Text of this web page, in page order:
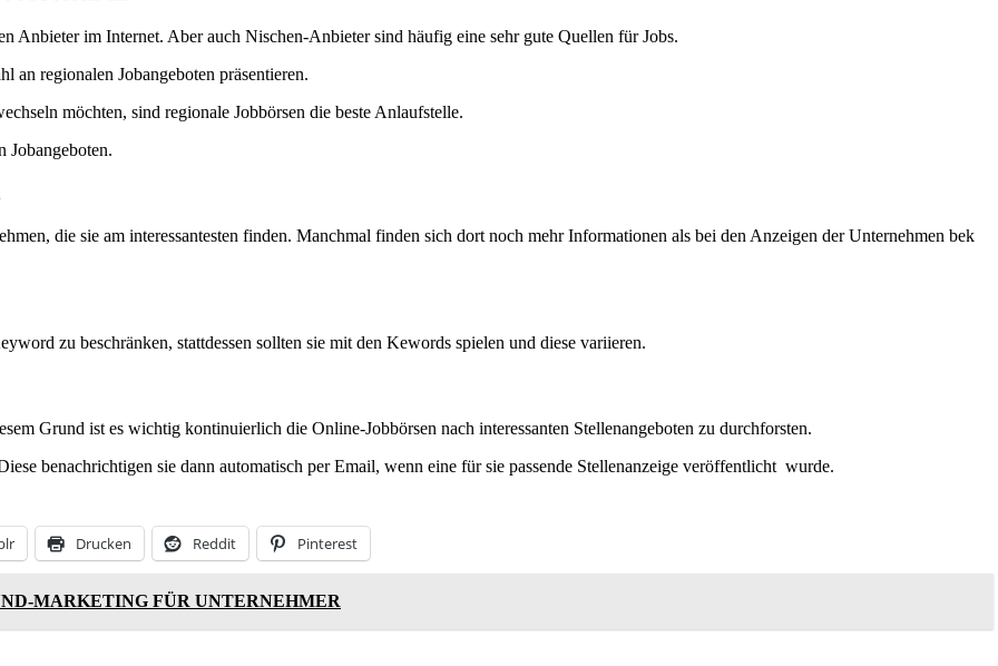
Anbieter im Internet. Aber auch Nischen-Anbieter sind häufig eine sehr gute Quellen für Jobs.
an regionalen Jobangeboten präsentieren.
möchten, sind regionale Jobbörsen die beste Anlaufstelle.
Jobangeboten.
die sie am interessantesten finden. Manchmal finden sich dort noch mehr Informationen als bei den Anzeigen der Unternehmen bek
zu beschränken, stattdessen sollten sie mit den Kewords spielen und diese variieren.
Grund ist es wichtig kontinuierlich die Online-Jobbörsen nach interessanten Stellenangeboten zu durchforsten.
benachrichtigen sie dann automatisch per Email, wenn eine für sie passende Stellenanzeige veröffentlicht wurde.
Drucken Reddit Pinterest
MARKETING FÜR UNTERNEHMER